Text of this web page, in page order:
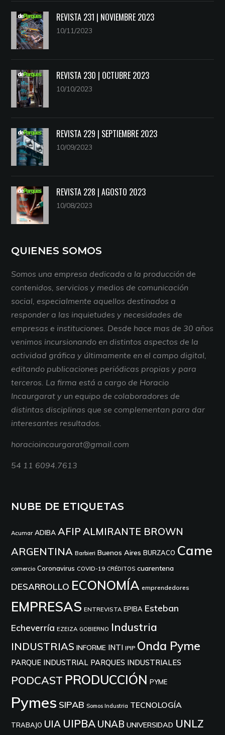
REVISTA 231 | NOVIEMBRE 2023
10/11/2023
REVISTA 230 | OCTUBRE 2023
10/10/2023
REVISTA 229 | SEPTIEMBRE 2023
10/09/2023
REVISTA 228 | AGOSTO 2023
10/08/2023
QUIENES SOMOS
Somos una empresa dedicada a la producción de
contenidos, servicios y medios de comunicación
social, especialmente aquellos destinados a
responder a las inquietudes y necesidades de
empresas e instituciones. Desde hace mas de 30 años
venimos incursionando en distintos aspectos de la
actividad gráfica y últimamente en el campo digital,
editando publicaciones periódicas propias y para
terceros. La firma está a cargo de Horacio
Incaurgarat y un equipo de colaboradores de
distintas disciplinas que se complementan para dar
interesantes resultados.
horacioincaurgarat@gmail.com
54 11 6094.7613
NUBE DE ETIQUETAS
Acumar ADIBA AFIP ALMIRANTE BROWN
ARGENTINA Barbieri Buenos Aires BURZACO Came
comercio Coronavirus COVID-19 CRÉDITOS cuarentena
DESARROLLO ECONOMÍA emprendedores
EMPRESAS ENTREVISTA EPIBA Esteban
Echeverría EZEIZA GOBIERNO Industria
INDUSTRIAS INFORME INTI IPIP Onda Pyme
PARQUE INDUSTRIAL PARQUES INDUSTRIALES
PODCAST PRODUCCIÓN PYME
Pymes SIPAB Somos Industria TECNOLOGÍA
TRABAJO UIA UIPBA UNAB UNIVERSIDAD UNLZ